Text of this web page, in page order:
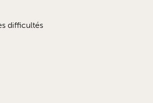
difficultés